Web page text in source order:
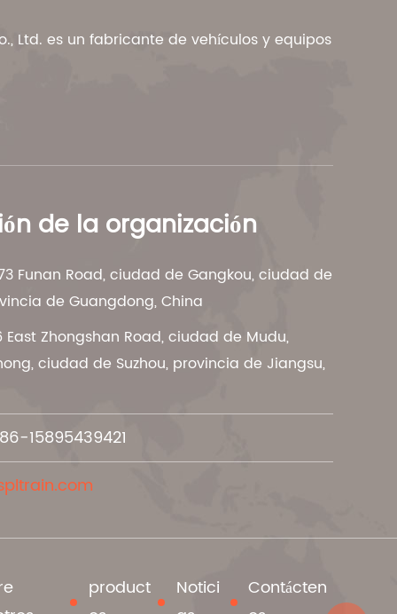
Ltd. es un fabricante de vehículos y equipos
de la organización
Funan Road, ciudad de Gangkou, ciudad de
de Guangdong, China
East Zhongshan Road, ciudad de Mudu,
ciudad de Suzhou, provincia de Jiangsu,
15895439421
product
Notici
Contácten